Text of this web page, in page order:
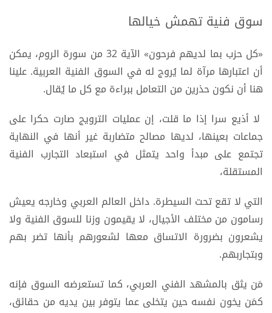
سوق فنية تهمش خيالها
«كل حزب بما لديهم فرحون» الآية 32 من سورة الروم، يمكن
أن اعتبارها مرآة لما يُروج له في السوق الفنية العربية. علينا
هنا أن نكون حذرين من التعامل ببراءة مع كل ما يُقال.
لا أذيع سرا إذا ما قلت، إن عمليات الترويج صارت حكرا على
جماعات بعينها، لديها مصالح متضاربة غير أنها في النهاية
تجتمع على مبدأ واحد يتمثل في استبعاد التجارب الفنية
المستقلة،
التي لا تقع تحت السيطرة. داخل العالم العربي وخارجه يعيش
رسامون من مختلف الأجيال، لا يقيمون وزنا للسوق الفنية ولا
يشعرون بضرورة الاتساق معها لشعورهم بأنها تضر بهم
وبتجاربهم.
مَن يثق بالمشهد الفني العربي، كما تستعرضه السوق فإنه
كمَن يخون نفسه حين يتخلى عما يتوفر بين يديه من حقائق،